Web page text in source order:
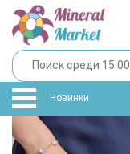
Новинки